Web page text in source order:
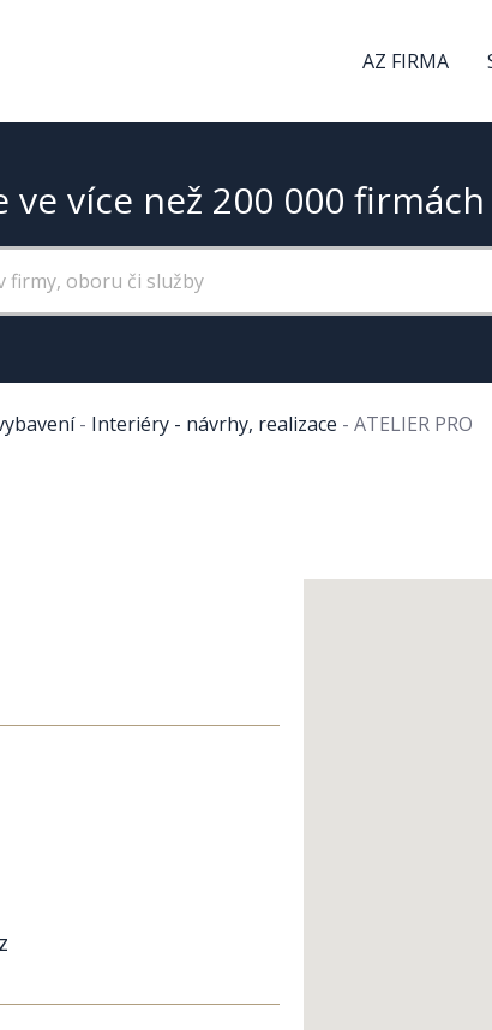
AZ FIRMA
ve více než 200 000 firmách
- Interiéry - návrhy, realizace - ATELIER PRO